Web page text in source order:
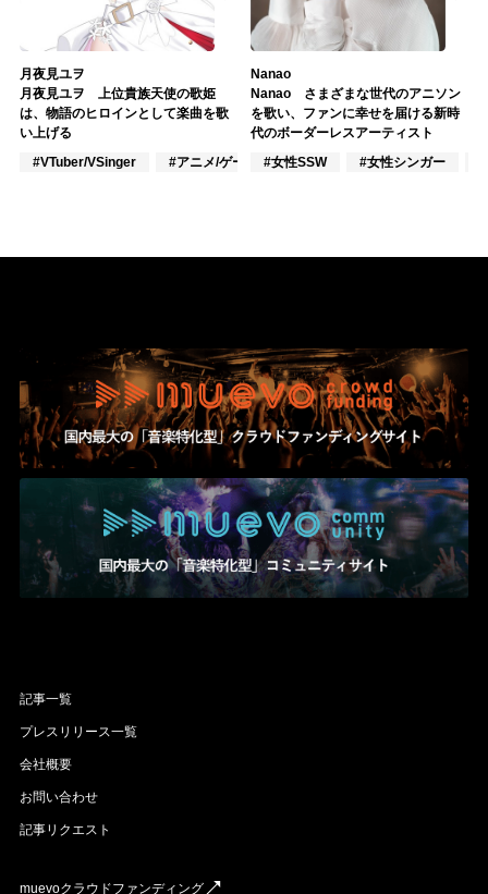
月夜見ユヲ
月夜見ユヲ 上位貴族天使の歌姫
は、物語のヒロインとして楽曲を歌
い上げる
#VTuber/VSinger
#アニメ/ゲーム
Nanao
Nanao さまざまな世代のアニソン
を歌い、ファンに幸せを届ける新時
代のボーダーレスアーティスト
#女性SSW
#女性シンガー
記事一覧
プレスリリース一覧
会社概要
お問い合わせ
記事リクエスト
muevoクラウドファンディング